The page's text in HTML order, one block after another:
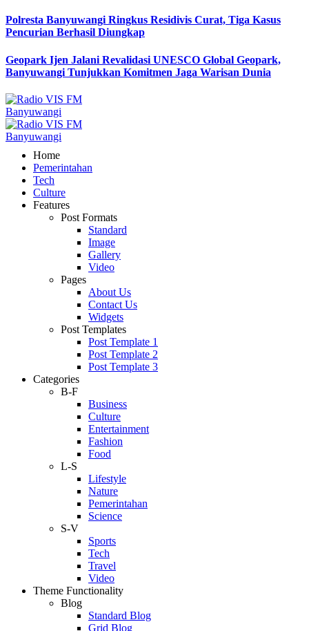
Polresta Banyuwangi Ringkus Residivis Curat, Tiga Kasus
Pencurian Berhasil Diungkap
Geopark Ijen Jalani Revalidasi UNESCO Global Geopark,
Banyuwangi Tunjukkan Komitmen Jaga Warisan Dunia
Home
Pemerintahan
Tech
Culture
Features
Post Formats
Standard
Image
Gallery
Video
Pages
About Us
Contact Us
Widgets
Post Templates
Post Template 1
Post Template 2
Post Template 3
Categories
B-F
Business
Culture
Entertainment
Fashion
Food
L-S
Lifestyle
Nature
Pemerintahan
Science
S-V
Sports
Tech
Travel
Video
Theme Functionality
Blog
Standard Blog
Grid Blog